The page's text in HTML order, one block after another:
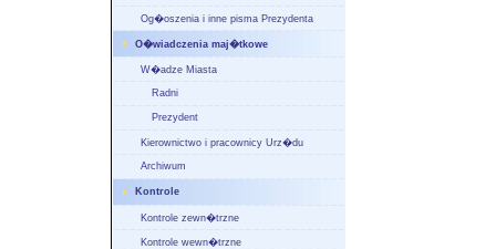
Og�oszenia i inne pisma Prezydenta
O�wiadczenia maj�tkowe
W�adze Miasta
Radni
Prezydent
Kierownictwo i pracownicy Urz�du
Archiwum
Kontrole
Kontrole zewn�trzne
Kontrole wewn�trzne